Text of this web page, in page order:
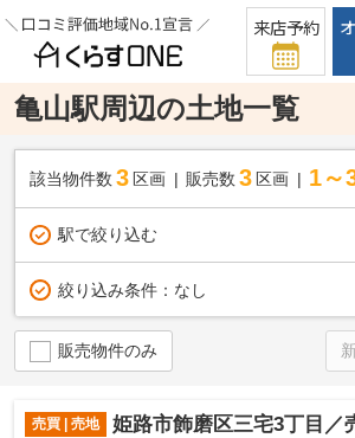
来店予約
亀山駅周辺の土地一覧
該当物件数 3 区画 販売数 3 区画 1～
駅で絞り込む
絞り込み条件： なし
販売物件のみ
売買 | 売地 姫路市飾磨区三宅3丁目／